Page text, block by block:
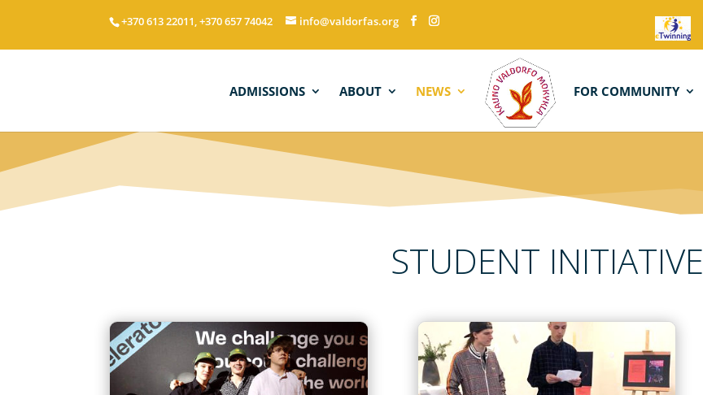
+370 613 22011, +370 657 74042 info@valdorfas.org
ADMISSIONS ABOUT NEWS FOR COMMUNITY
STUDENT INITIATIVE